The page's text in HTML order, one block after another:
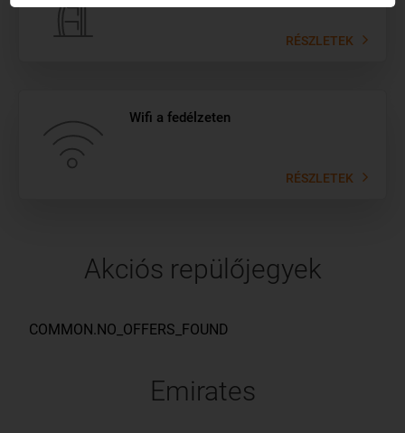
RÉSZLETEK
Wifi a fedélzeten
RÉSZLETEK
Akciós repülőjegyek
Emirates